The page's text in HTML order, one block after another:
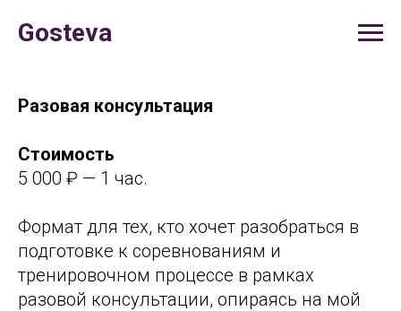
Gosteva
Разовая консультация
Стоимость
5 000 ₽ — 1 час.
Формат для тех, кто хочет разобраться в
подготовке к соревнованиям и
тренировочном процессе в рамках
разовой консультации, опираясь на мой